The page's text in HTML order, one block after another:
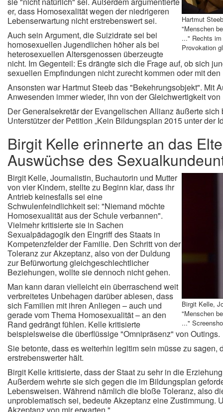
Hartmut
"Menschen
..." Rechts
Provokation
er, dass Homosexalität wegen der niedrigeren
Lebenserwartung nicht erstrebenswert sei.
Auch sein Argument, die Suizidrate sei bei
homosexuellen Jugendlichen höher als bei
heterosexuellen Altersgenossen überzeugte
nicht. Im Gegenteil: Es drängte sich die Frage auf, ob sich
sexuellen Empfindungen nicht zurecht kommen oder mit
Ansonsten war Hartmut Steeb das "Bekehrungsobjekt". Mit
Anwesenden immer wieder, ihn von der Gleichwertigkeit
Der Generalsekretär der Evangelischen Allianz äußerte
Unterstützer der Petition „Kein Bildungsplan 2015 unter der
Birgit Kelle erinnerte an das
Auswüchse des
Birgit Kelle,
"Menschen
..."
Birgit Kelle, Journalistin, Buchautorin und Mutter
von vier Kindern, stellte zu Beginn klar, dass ihr
Antrieb keinesfalls sei eine
Schwulenfeindlichkeit sei: "Niemand möchte
Homosexualität aus der Schule verbannen".
Vielmehr kritisierte sie in Sachen
Sexualpädagogik den Eingriff des Staats in
Kompetenzfelder der Familie. Den Schritt von der
Toleranz zur Akzeptanz, also von der Duldung
zur Befürwortung gleichgeschlechtlicher
Beziehungen, wollte sie dennoch nicht gehen.
Man kann daran vielleicht ein überraschend weit
verbreitetes Unbehagen darüber ablesen, dass
sich Familien mit ihren Anliegen – auch und
gerade vom Thema Homosexualität – an den
Rand gedrängt fühlen. Kelle kritisierte
beispielsweise die überflüssige "Omnipräsenz" von Outings.
Sie betonte, dass es weiterhin legitim sein müsse zu sagen,
erstrebenswerter hält.
Birgit Kelle kritisierte, dass der Staat zu sehr in die
Außerdem wehrte sie sich gegen die im Bildungsplan
Lebensweisen. Während nämlich die bloße Toleranz, also
unproblematisch sei, bedeute Akzeptanz eine Zustimmung.